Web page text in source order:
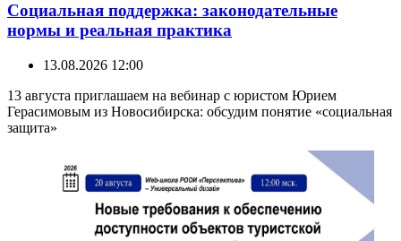
Социальная поддержка: законодательные
нормы и реальная практика
13.08.2026 12:00
13 августа приглашаем на вебинар с юристом Юрием
Герасимовым из Новосибирска: обсудим понятие «социальная
защита»